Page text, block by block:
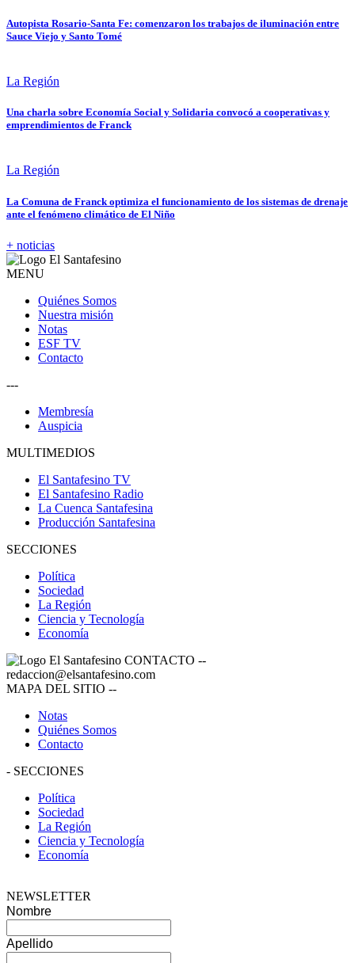
Autopista Rosario-Santa Fe: comenzaron los trabajos de iluminación entre
Sauce Viejo y Santo Tomé
La Región
Una charla sobre Economía Social y Solidaria convocó a cooperativas y
emprendimientos de Franck
La Región
La Comuna de Franck optimiza el funcionamiento de los sistemas de drenaje
ante el fenómeno climático de El Niño
+ noticias
MENU
Quiénes Somos
Nuestra misión
Notas
ESF TV
Contacto
---
Membresía
Auspicia
MULTIMEDIOS
El Santafesino TV
El Santafesino Radio
La Cuenca Santafesina
Producción Santafesina
SECCIONES
Política
Sociedad
La Región
Ciencia y Tecnología
Economía
CONTACTO --
redaccion@elsantafesino.com
MAPA DEL SITIO --
Notas
Quiénes Somos
Contacto
- SECCIONES
Política
Sociedad
La Región
Ciencia y Tecnología
Economía
NEWSLETTER
Nombre
Apellido